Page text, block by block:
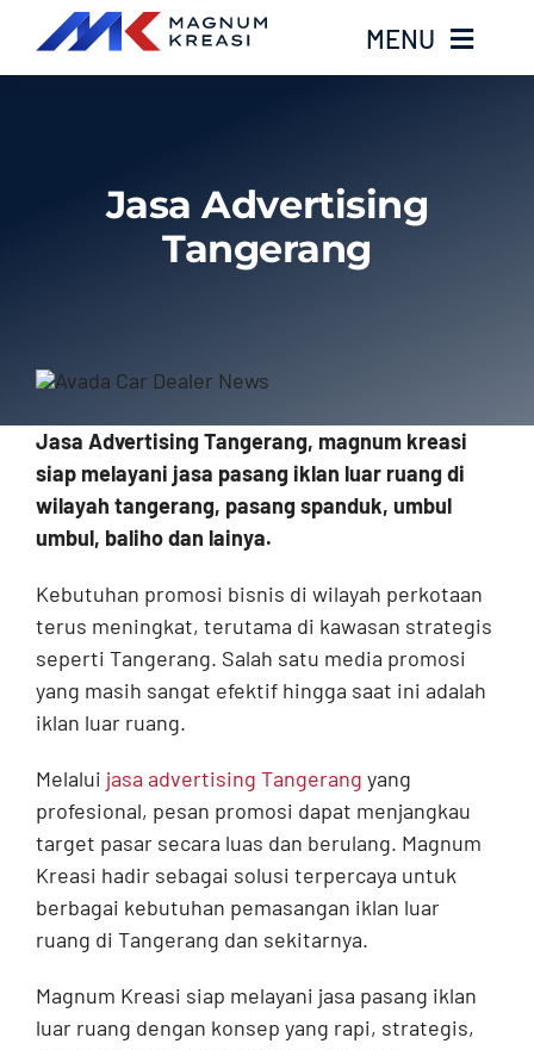
content
MENU
Services
Layanan Kami
Jasa Advertising
Tangerang
Jasa Advertising Tangerang, magnum kreasi
siap melayani jasa pasang iklan luar ruang di
wilayah tangerang, pasang spanduk, umbul
umbul, baliho dan lainya.
Kebutuhan promosi bisnis di wilayah perkotaan
terus meningkat, terutama di kawasan strategis
seperti Tangerang. Salah satu media promosi
yang masih sangat efektif hingga saat ini adalah
iklan luar ruang.
Melalui jasa advertising Tangerang yang
profesional, pesan promosi dapat menjangkau
target pasar secara luas dan berulang. Magnum
Kreasi hadir sebagai solusi terpercaya untuk
berbagai kebutuhan pemasangan iklan luar
ruang di Tangerang dan sekitarnya.
Magnum Kreasi siap melayani jasa pasang iklan
luar ruang dengan konsep yang rapi, strategis,